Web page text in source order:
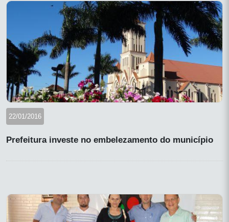
22/01/2016
Prefeitura investe no embelezamento do município